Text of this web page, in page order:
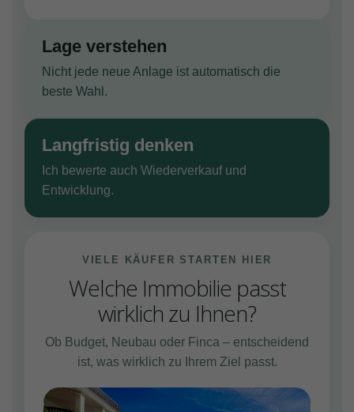
Lage verstehen
Nicht jede neue Anlage ist automatisch die
beste Wahl.
Langfristig denken
Ich bewerte auch Wiederverkauf und
Entwicklung.
VIELE KÄUFER STARTEN HIER
Welche Immobilie passt
wirklich zu Ihnen?
Ob Budget, Neubau oder Finca – entscheidend
ist, was wirklich zu Ihrem Ziel passt.